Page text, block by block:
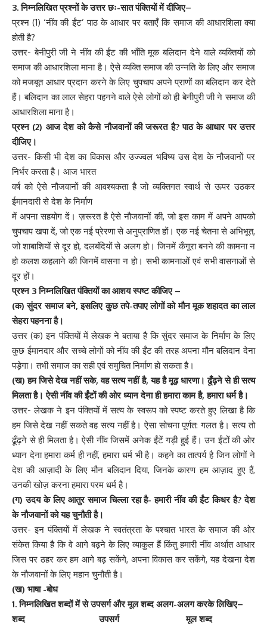
3. निम्नलिखित प्रश्नों के उत्तर छः-सात पंक्तियों में दीजिए–
प्रश्न (1) ‘नींव की ईंट’ पाठ के आधार पर बताएँ कि समाज की आधारशिला क्या
होती है?
उत्तर- बेनीपुरी जी ने नींव की ईंट की भाँति मूक बलिदान देने वाले व्यक्तियों को
समाज की आधारशिला माना है। ऐसे व्यक्ति समाज की उन्नति के लिए और समाज
को मजबूत आधार प्रदान करने के लिए चुपचाप अपने प्राणों का बलिदान कर देते
हैं। बलिदान का लाल सेहरा पहनने वाले ऐसे लोगों को ही बेनीपुरी जी ने समाज की
आधारशिला माना है।
प्रश्न (2) आज देश को कैसे नौजवानों की जरूरत है? पाठ के आधार पर उत्तर
दीजिए।
उत्तर- किसी भी देश का विकास और उज्ज्वल भविष्य उस देश के नौजवानों पर
निर्भर करता है। आज भारत
वर्ष को ऐसे नौजवानों की आवश्यकता है जो व्यक्तिगत स्वार्थ से ऊपर उठकर
ईमानदारी से देश के निर्माण
में अपना सहयोग दें। ज़रूरत है ऐसे नौजवानों की, जो इस काम में अपने आपको
चुपचाप खपा दें, जो एक नई प्रेरणा से अनुप्राणित हों। एक नई चेतना से अभिभूत,
जो शाबाशियों से दूर हो, दलबंदियों से अलग हो। जिनमें कँगूरा बनने की कामना न
हो कलश कहलाने की जिनमें वासना न हो। सभी कामनाओं एवं सभी वासनाओं से
दूर हों।
प्रश्न 3 निम्नलिखित पंक्तियों का आशय स्पष्ट कीजिए –
(क) सुंदर समाज बने, इसलिए कुछ तपे-तपाए लोगों को मौन मूक शहादत का लाल
सेहरा पहनना है।
उत्तर (क) इन पंक्तियों में लेखक ने बताया है कि सुंदर समाज के निर्माण के लिए
कुछ ईमानदार और सच्चे लोगों को नींव की ईंट की तरह अपना मौन बलिदान देना
पड़ेगा। तभी समाज का सही एवं समुचित निर्माण हो सकता है।
(ख) हम जिसे देख नहीं सके, वह सत्य नहीं है, यह है मूढ़ धारणा। ढूँढ़ने से ही सत्य
मिलता है। ऐसी नींव की ईंटों की ओर ध्यान देना ही हमारा काम है, हमारा धर्म है।
उत्तर- लेखक ने इन पंक्तियों में सत्य के स्वरूप को स्पष्ट करते हुए लिखा है कि
हम जिसे देख नहीं सकते वह सत्य नहीं है। ऐसा सोचना पूर्णत: गलत है। सत्य तो
ढूँढ़ने से ही मिलता है। ऐसी नींव जिसमें अनेक ईंटें गड़ी हुई हैं। उन ईंटों की ओर
ध्यान देना हमारा कर्म ही नहीं, हमारा धर्म भी है। कहने का तात्पर्य है जिन लोगों ने
देश की आज़ादी के लिए मौन बलिदान दिया, जिनके कारण हम आज़ाद हुए हैं,
उनकी खोज़ करना हमारा परम धर्म है।
(ग) उदय के लिए आतुर समाज चिल्ला रहा है- हमारी नींव की ईंट किधर है? देश
के नौजवानों को यह चुनौती है।
उत्तर- इन पंक्तियों में लेखक ने स्वतंत्रता के पश्चात भारत के समाज की ओर
संकेत किया है कि वे आगे बढ़ने के लिए व्याकुल हैं किंतु हमारी नींव अर्थात आधार
जिस पर ठहर कर हम आगे बढ़ सकेंगे, अपना विकास कर सकेंगे, यह देखना देश
के नौजवानों के लिए महान चुनौती है।
(ख) भाषा -बोध
1. निम्नलिखित शब्दों में से उपसर्ग और मूल शब्द अलग-अलग करके लिखिए–
शब्द उपसर्ग मूल शब्द